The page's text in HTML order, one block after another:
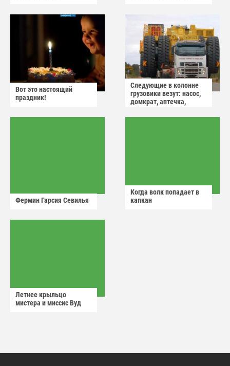
Вот это настоящий
праздник!
Следующие в колонне
грузовики везут: насос,
домкрат, аптечка,
Фермин Гарсия Севилья
Когда волк попадает в
капкан
Летнее крыльцо
мистера и миссис Вуд